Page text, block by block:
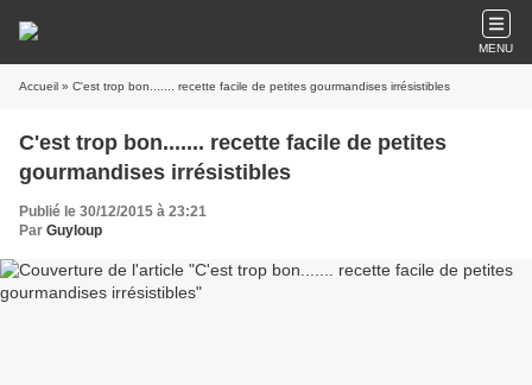
MENU
Accueil » C'est trop bon....... recette facile de petites gourmandises irrésistibles
C'est trop bon....... recette facile de petites
gourmandises irrésistibles
Publié le 30/12/2015 à 23:21
Par Guyloup